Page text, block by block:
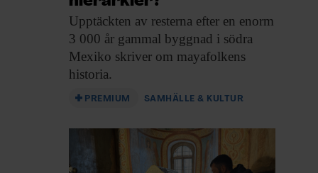
Upptäckten av resterna efter en enorm
3 000 år gammal byggnad i södra
Mexiko skriver om mayafolkens
historia.
PREMIUM SAMHÄLLE & KULTUR